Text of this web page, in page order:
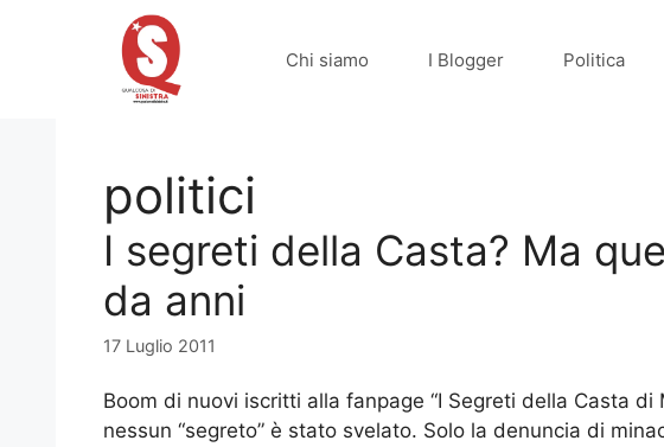
Chi siamo I Blogger Politica
politici
I segreti della Casta? Ma
da anni
17 Luglio 2011
Boom di nuovi iscritti alla fanpage “I Segreti della Casta di
nessun “segreto” è stato svelato. Solo la denuncia di